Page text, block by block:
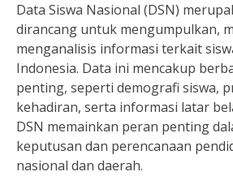
Data Siswa Nasional (DSN)
dirancang untuk mengumpulkan,
menganalisis informasi terkait
Indonesia. Data ini mencakup
penting, seperti demografi siswa,
kehadiran, serta informasi latar
DSN memainkan peran penting
keputusan dan perencanaan
nasional dan daerah.